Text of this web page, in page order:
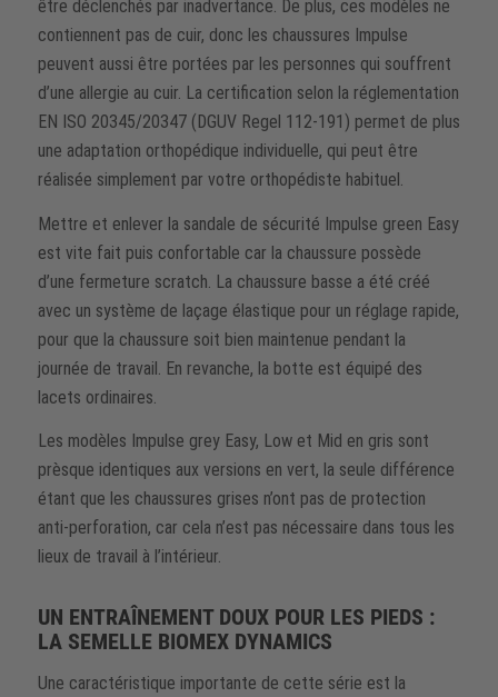
être déclenchés par inadvertance. De plus, ces modèles ne
contiennent pas de cuir, donc les chaussures Impulse
peuvent aussi être portées par les personnes qui souffrent
d’une allergie au cuir. La certification selon la réglementation
EN ISO 20345/20347 (DGUV Regel 112-191) permet de plus
une adaptation orthopédique individuelle, qui peut être
réalisée simplement par votre orthopédiste habituel.
Mettre et enlever la sandale de sécurité Impulse green Easy
est vite fait puis confortable car la chaussure possède
d’une fermeture scratch. La chaussure basse a été créé
avec un système de laçage élastique pour un réglage rapide,
pour que la chaussure soit bien maintenue pendant la
journée de travail. En revanche, la botte est équipé des
lacets ordinaires.
Les modèles Impulse grey Easy, Low et Mid en gris sont
prèsque identiques aux versions en vert, la seule différence
étant que les chaussures grises n’ont pas de protection
anti-perforation, car cela n’est pas nécessaire dans tous les
lieux de travail à l’intérieur.
UN ENTRAÎNEMENT DOUX POUR LES PIEDS :
LA SEMELLE BIOMEX DYNAMICS
Une caractéristique importante de cette série est la